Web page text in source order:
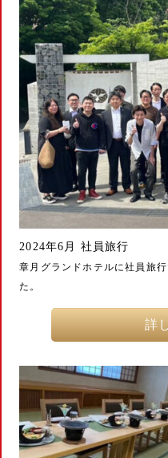
2024年6月 社員旅行
章月グランドホテルに社員旅
た
詳